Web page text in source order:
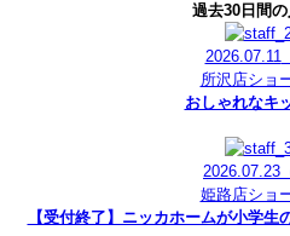
過去30日間
2026.07.11
所沢店ショ
おしゃれなキ
2026.07.23
姫路店ショ
【受付終了】ニッカホームが小学生